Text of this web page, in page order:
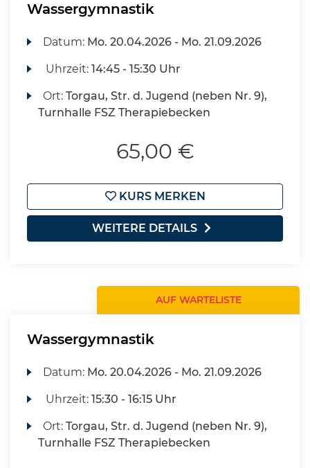
Wassergymnastik
Datum: Mo. 20.04.2026 - Mo. 21.09.2026
Uhrzeit:14:45 - 15:30 Uhr
Ort:Torgau, Str. d. Jugend (neben Nr. 9),
Turnhalle FSZ Therapiebecken
65,00 €
KURS MERKEN
WEITERE DETAILS
AUF WARTELISTE
Wassergymnastik
Datum: Mo. 20.04.2026 - Mo. 21.09.2026
Uhrzeit:15:30 - 16:15 Uhr
Ort:Torgau, Str. d. Jugend (neben Nr. 9),
Turnhalle FSZ Therapiebecken